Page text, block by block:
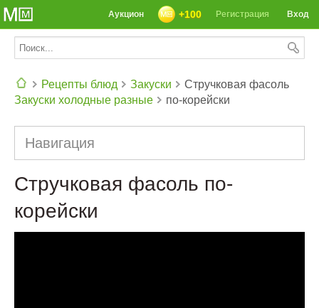
Вход
Регистрация
+100
Аукцион
Рецепты блюд
Закуски
Закуски холодные разные
Стручковая фасоль
по-корейски
Навигация
Стручковая фасоль по-
корейски